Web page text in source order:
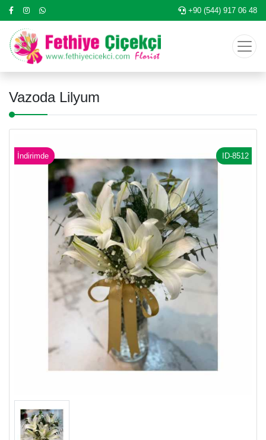
+90 (544) 917 06 48
Vazoda Lilyum
İndirimde ID-8512